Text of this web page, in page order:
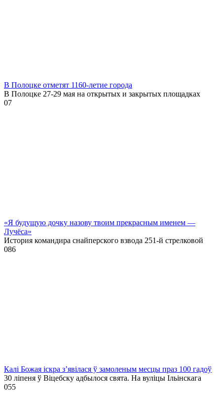
В Полоцке отметят 1160-летие города
В Полоцке 27-29 мая на открытых и закрытых площадках
07
«Я будущую дочку назову твоим прекрасным именем —
Лучёса»
История командира снайперского взвода 251-й стрелковой
086
Калі Божая іскра з’явілася ў замоленым месцы праз 100 гадоў
30 ліпеня ў Віцебску адбылося свята. На вуліцы Ільінскага
055